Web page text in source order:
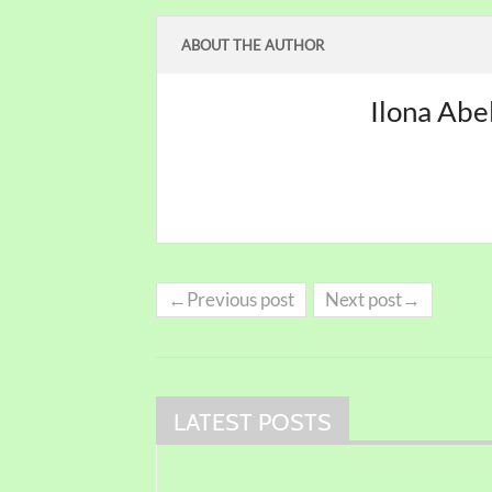
ABOUT THE AUTHOR
Ilona
←Previous post Next post→
LATEST POSTS